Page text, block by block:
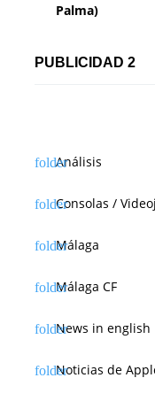
Palma)
PUBLICIDAD 2
Análisis
Consolas /
Málaga
Málaga CF
News in english
Noticias de